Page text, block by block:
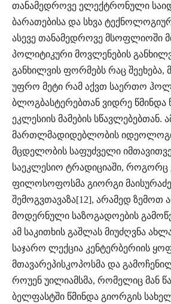
თანამედროვე ელექტრონული
ბარათებისა და სხვა
ასევე თანამედროვე მსოფლიოში
პოლიტიკური მოვლენების
განხილვის ფორმებს რაც შეეხება,
უფრო მეტი რამ აქვთ საერთო
ბლოგბასტერებთან ვიდრე
ეკლესიის მამების სწავლებებთან.
მართლმადიდებლობის
მცდელობის საფუძველი
საეკლესიო ტრადიციაში, როგორც
ფილოსოფოსმა გიორგი
შემოგვთავაზა[12], არამედ ზემოთ
მოდერნული საზოგადოების
ამ საკითხის გაშლას მიუძღვნა
საჯარო ლექცია კენტერბერიის
მთავარეპისკოპოსმა და
როუენ უილიამსმა, რომელიც მან
ბელფასტში წმინდა გიორგის